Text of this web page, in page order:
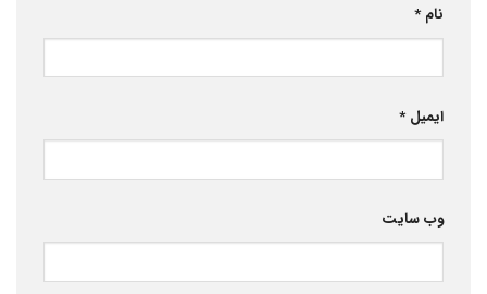
نام*
ایمیل*
وب‌ سایت